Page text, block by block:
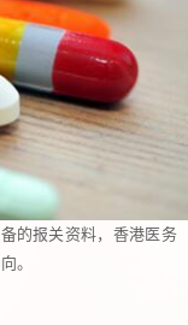
的报关资料，香港医务
。